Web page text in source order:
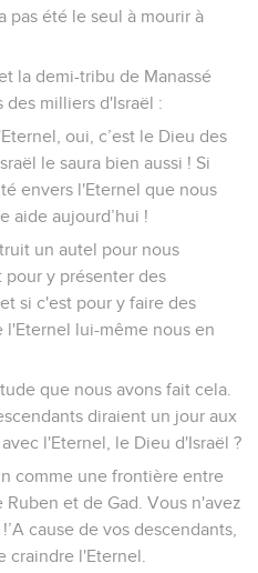
pas été le seul à mourir à
la demi-tribu de Manassé
milliers d'Israël :
oui, c’est le Dieu des
le saura bien aussi ! Si
envers l'Eternel que nous
aide aujourd’hui !
un autel pour nous
pour y présenter des
si c'est pour y faire des
l'Eternel lui-même nous en
que nous avons fait cela.
diraient un jour aux
l'Eternel, le Dieu d'Israël ?
comme une frontière entre
et de Gad. Vous n'avez
cause de vos descendants,
craindre l'Eternel.